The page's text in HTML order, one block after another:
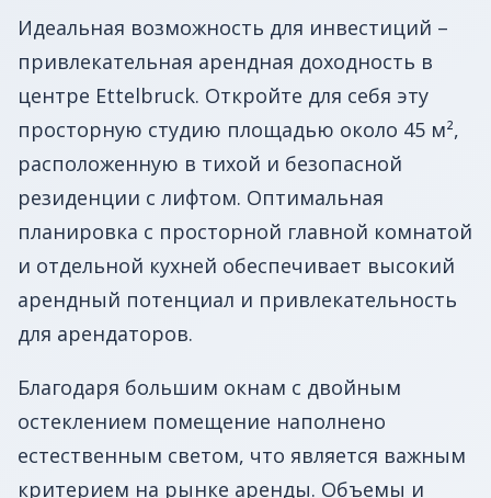
Идеальная возможность для инвестиций –
привлекательная арендная доходность в
центре Ettelbruck. Откройте для себя эту
просторную студию площадью около 45 м²,
расположенную в тихой и безопасной
резиденции с лифтом. Оптимальная
планировка с просторной главной комнатой
и отдельной кухней обеспечивает высокий
арендный потенциал и привлекательность
для арендаторов.
Благодаря большим окнам с двойным
остеклением помещение наполнено
естественным светом, что является важным
критерием на рынке аренды. Объемы и